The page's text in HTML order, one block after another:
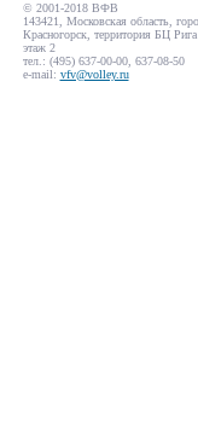
© 2001-2018 ВФВ
143421, Московская область,
Красногорск, территория БЦ Рига
этаж 2
тел.: (495) 637-00-00, 637-08-50
e-mail: vfv@volley.ru